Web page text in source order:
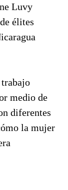
Luvy
élites
trabajo
medio de
diferentes
la mujer